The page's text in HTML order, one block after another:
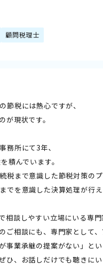
顧問税理士
節税には熱心ですが、
現状です。
務所にて3年、
積んでいます。
まで意識した節税対策のプ
を意識した決算処理が行え
談しやすい立場にいる専門
相談にも、専門家として、
事業承継の提案がない」と
、お話しだけでも聴きにい